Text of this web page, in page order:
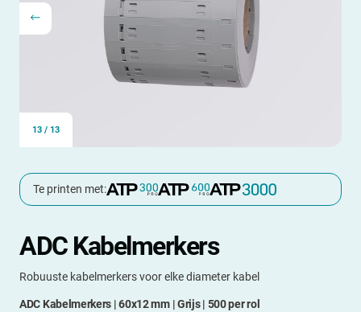
13 / 13
Te printen met:
ADC Kabelmerkers
Robuuste kabelmerkers voor elke diameter kabel
ADC Kabelmerkers | 60x12 mm | Grijs | 500 per rol